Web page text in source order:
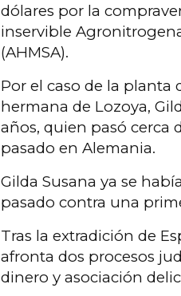
dólares por la
inservible
(AHMSA).
Por el caso de la planta
hermana de Lozoya,
años, quien pasó cerca
pasado en Alemania.
Gilda Susana ya se
pasado contra una
Tras la extradición de
afronta dos procesos
dinero y asociación